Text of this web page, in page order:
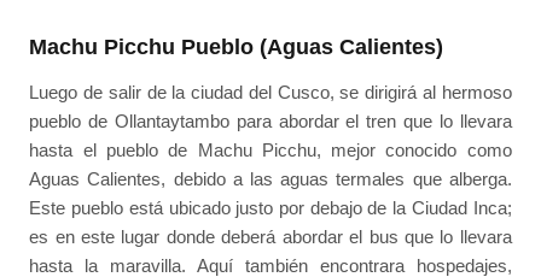
Machu Picchu Pueblo (Aguas Calientes)
Luego de salir de la ciudad del Cusco, se dirigirá al hermoso
pueblo de Ollantaytambo para abordar el tren que lo llevara
hasta el pueblo de Machu Picchu, mejor conocido como
Aguas Calientes, debido a las aguas termales que alberga.
Este pueblo está ubicado justo por debajo de la Ciudad Inca;
es en este lugar donde deberá abordar el bus que lo llevara
hasta la maravilla. Aquí también encontrara hospedajes,